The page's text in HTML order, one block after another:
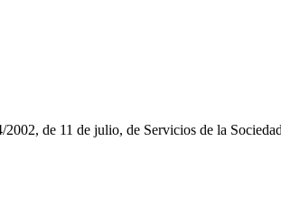
de 11 de julio, de Servicios de la